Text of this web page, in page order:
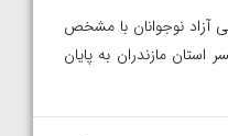
آزاد نوجوانان با مشخص
استان مازندران به پایان